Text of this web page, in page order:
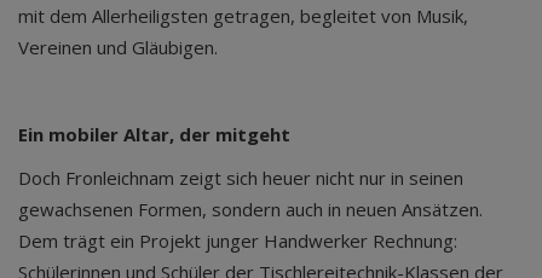
mit dem Allerheiligsten getragen, begleitet von Musik,
Vereinen und Gläubigen.
Ein mobiler Altar, der mitgeht
Doch Fronleichnam zeigt sich heuer nicht nur in seinen
gewachsenen Formen, sondern auch in neuen Ansätzen.
Dem trägt ein Projekt junger Handwerker Rechnung:
Schülerinnen und Schüler der Tischlereitechnik-Klassen der